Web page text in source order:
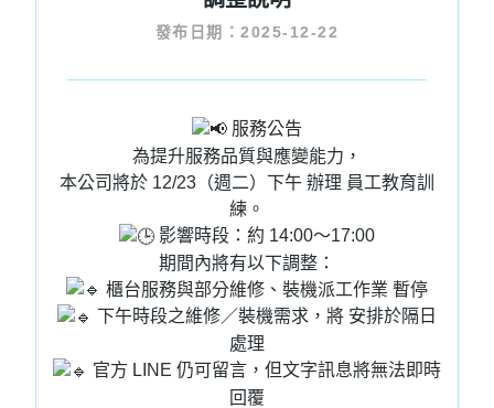
發布日期：2025-12-22
服務公告
為提升服務品質與應變能力，
本公司將於 12/23（週二）下午 辦理 員工教育訓
練。
影響時段：約 14:00～17:00
期間內將有以下調整：
櫃台服務與部分維修、裝機派工作業 暫停
下午時段之維修／裝機需求，將 安排於隔日
處理
官方 LINE 仍可留言，但文字訊息將無法即時
回覆